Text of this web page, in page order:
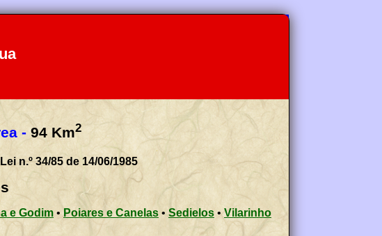
- 94 Km2
n.º 34/85 de 14/06/1985
e Godim •Poiares e Canelas • Sedielos •Vilarinho